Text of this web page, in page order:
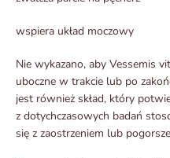
wspiera układ moczowy
Nie wykazano, aby Vessemis
uboczne w trakcie lub po
jest również skład, który
z dotychczasowych badań
się z zaostrzeniem lub